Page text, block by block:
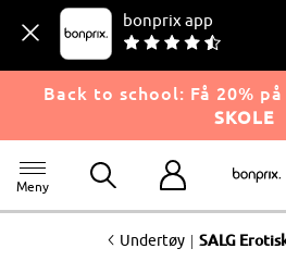
bonprix app
Back to school: Få 20%
SKOLE
Meny
<Undertøy | SALG